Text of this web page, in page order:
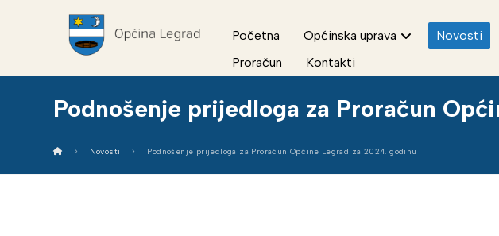
Početna Općinska uprava Novosti
Proračun
Kontakti
Podnošenje prijedloga za Proračun
Novosti Podnošenje prijedloga za Proračun Općine Legrad za 2024. godinu